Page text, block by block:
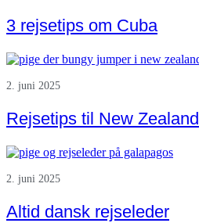
3 rejsetips om Cuba
2. juni 2025
Rejsetips til New Zealand
2. juni 2025
Altid dansk rejseleder